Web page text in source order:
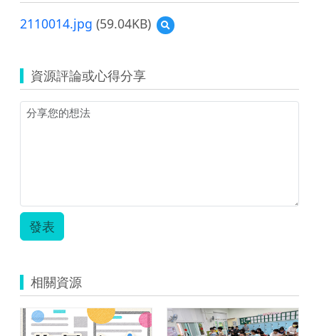
2110014.jpg (59.04KB)
預
覽
資源評論或心得分享
發表
相關資源